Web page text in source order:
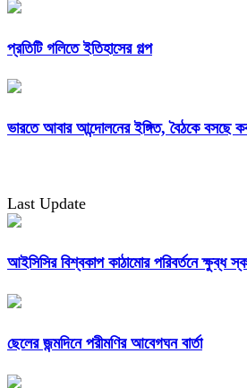
প্রতিটি গলিতে ইতিহাসের গল্প
ভারতে আবার আন্দোলনের ইঙ্গিত, বৈঠকে বসছে
Last Update
আইসিসির বিশ্বকাপ কাঠামোর পরিবর্তনে ক্ষুব্ধ
ছেলের জন্মদিনে পরীমণির আবেগঘন বার্তা